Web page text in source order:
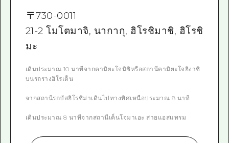
〒730-0011
21-2 โมโตมาจิ, นากากุ, ฮิโรชิมาชิ, ฮิโรชิ
มะ
เดินประมาณ 10 นาทีจากคามิยะโจนิชิหรือสถานีคามิยะโจฮิงาชิ
บนรถรางฮิโรเด็น
จากสถานีรถบัสฮิโรชิม่าเดินไปทางทิศเหนือประมาณ 8 นาที
เดินประมาณ 8 นาทีจากสถานีเค็นโจมาเอะ สายแอสแทรม